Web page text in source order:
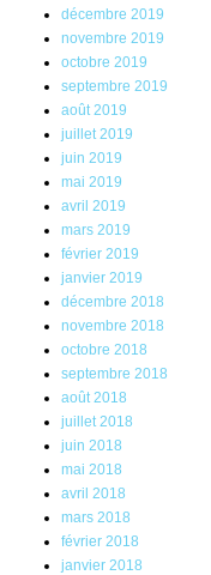
décembre 2019
novembre 2019
octobre 2019
septembre 2019
août 2019
juillet 2019
juin 2019
mai 2019
avril 2019
mars 2019
février 2019
janvier 2019
décembre 2018
novembre 2018
octobre 2018
septembre 2018
août 2018
juillet 2018
juin 2018
mai 2018
avril 2018
mars 2018
février 2018
janvier 2018